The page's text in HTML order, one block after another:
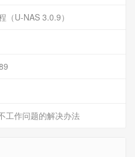
U-NAS 3.0.9）
工作问题的解决办法